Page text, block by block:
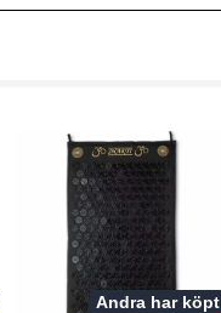
Andra har köpt